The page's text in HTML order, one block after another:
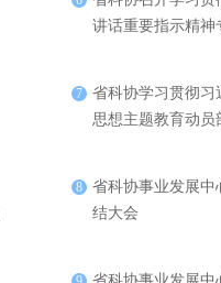
讲话重要指示精神
7
省科协学习贯彻习
思想主题教育动员
8
省科协事业发展中
结大会